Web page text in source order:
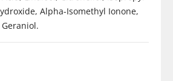
Alpha-Isomethyl Ionone,